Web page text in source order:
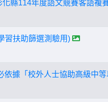
縣114年度語文競賽客語複
習扶助篩選測驗用)
依據「校外人士協助高級中